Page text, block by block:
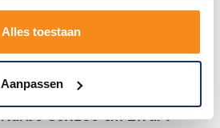
Alles toestaan
Aanpassen
- +
VARIANTS
Elektrische
Handdoekradiator Sapho
Karbo 50x160 cm Zwart